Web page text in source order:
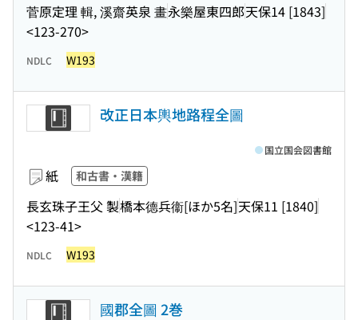
菅原定理 輯, 溪齋英泉 畫永樂屋東四郎天保14 [1843]
<123-270>
NDLC W193
改正日本輿地路程全圖
紙 和古書・漢籍
長玄珠子王父 製橋本德兵衞[ほか5名]天保11 [1840]
<123-41>
国立国会図書館
NDLC W193
國郡全圖 2巻